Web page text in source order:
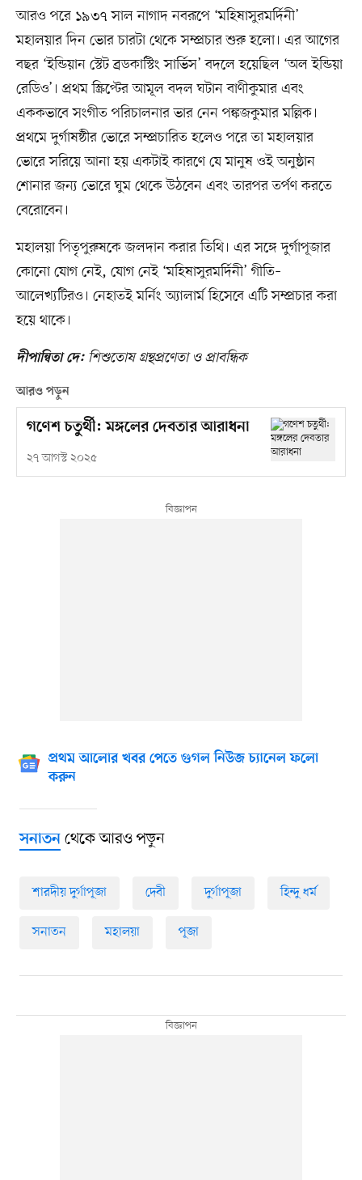
আরও পরে ১৯৩৭ সাল নাগাদ নবরূপে ‘মহিষাসুরমর্দিনী’
মহালয়ার দিন ভোর চারটা থেকে সম্প্রচার শুরু হলো। এর আগের
বছর ‘ইন্ডিয়ান স্টেট ব্রডকাস্টিং সার্ভিস’ বদলে হয়েছিল ‘অল ইন্ডিয়া
রেডিও’। প্রথম স্ক্রিপ্টের আমূল বদল ঘটান বাণীকুমার এবং
এককভাবে সংগীত পরিচালনার ভার নেন পঙ্কজকুমার মল্লিক।
প্রথমে দুর্গাষষ্ঠীর ভোরে সম্প্রচারিত হলেও পরে তা মহালয়ার
ভোরে সরিয়ে আনা হয় একটাই কারণে যে মানুষ ওই অনুষ্ঠান
শোনার জন্য ভোরে ঘুম থেকে উঠবেন এবং তারপর তর্পণ করতে
বেরোবেন।
মহালয়া পিতৃপুরুষকে জলদান করার তিথি। এর সঙ্গে দুর্গাপূজার
কোনো যোগ নেই, যোগ নেই ‘মহিষাসুরমর্দিনী’ গীতি–
আলেখ্যটিরও। নেহাতই মর্নিং অ‍্যালার্ম হিসেবে এটি সম্প্রচার করা
হয়ে থাকে।
দীপান্বিতা দে:শিশুতোষ গ্রন্থপ্রণেতা ও প্রাবন্ধিক
আরও পড়ুন
গণেশ চতুর্থী: মঙ্গলের দেবতার আরাধনা
২৭ আগস্ট ২০২৫
প্রথম আলোর খবর পেতে গুগল নিউজ চ্যানেল ফলো
করুন
সনাতনথেকে আরও পড়ুন
শারদীয় দুর্গাপূজা দেবী দুর্গাপূজা হিন্দু ধর্ম
সনাতন মহালয়া পূজা